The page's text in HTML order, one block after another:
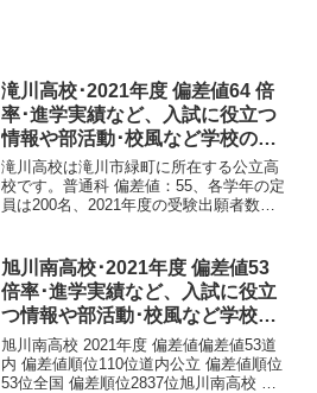
滝川高校･2021年度 偏差値64 倍
率･進学実績など、入試に役立つ
情報や部活動･校風など学校の特
徴を調査しました。
滝川高校は滝川市緑町に所在する公立高
校です。普通科 偏差値：55、各学年の定
員は200名、2021年度の受験出願者数は
の受験出願者数は51名、受験倍率1...
旭川南高校･2021年度 偏差値53
倍率･進学実績など、入試に役立
つ情報や部活動･校風など学校の
特徴を調査しました。
旭川南高校 2021年度 偏差値偏差値53道
内 偏差値順位110位道内公立 偏差値順位
53位全国 偏差順位2837位旭川南高校 基